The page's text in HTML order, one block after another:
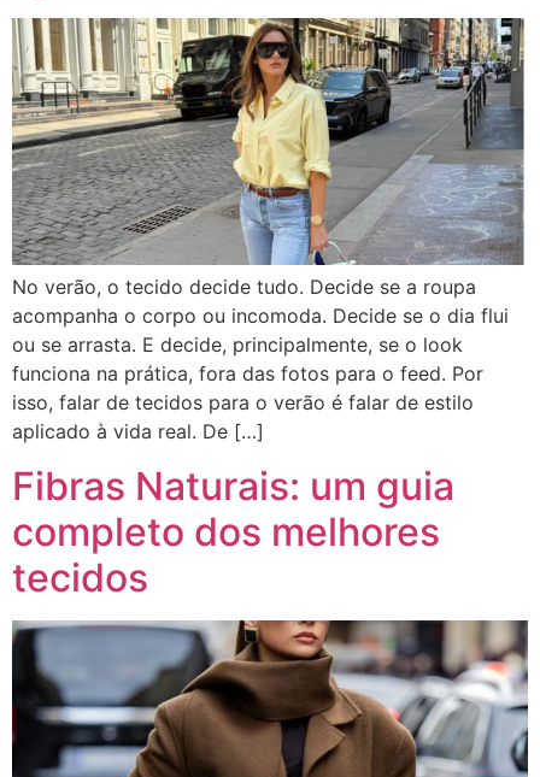
No verão, o tecido decide tudo. Decide se a roupa
acompanha o corpo ou incomoda. Decide se o dia flui
ou se arrasta. E decide, principalmente, se o look
funciona na prática, fora das fotos para o feed. Por
isso, falar de tecidos para o verão é falar de estilo
aplicado à vida real. De […]
Fibras Naturais: um guia
completo dos melhores
tecidos